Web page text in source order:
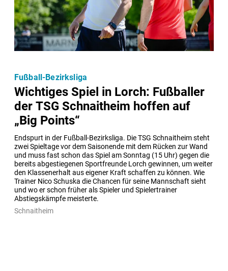
Wichtiges Spiel in Lorch: Fußballer
der TSG Schnaitheim hoffen auf
„Big Points“
Endspurt in der Fußball-Bezirksliga. Die TSG Schnaitheim steht
zwei Spieltage vor dem Saisonende mit dem Rücken zur Wand
und muss fast schon das Spiel am Sonntag (15 Uhr) gegen die
bereits abgestiegenen Sportfreunde Lorch gewinnen, um weiter
den Klassenerhalt aus eigener Kraft schaffen zu können. Wie
Trainer Nico Schuska die Chancen für seine Mannschaft sieht
und wo er schon früher als Spieler und Spielertrainer
Abstiegskämpfe meisterte.
Fußball-Bezirksliga
Schnaitheim